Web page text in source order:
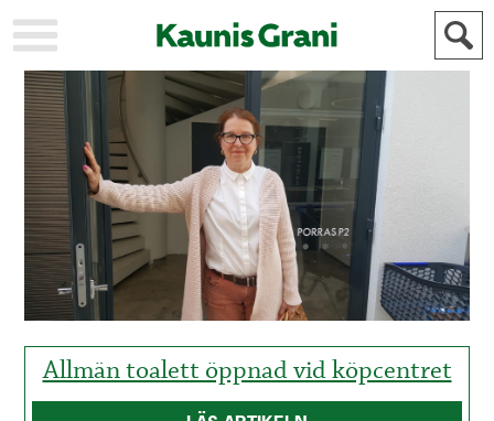
KAUPUNKI
STADEN
AJANKOHTAISTA
AKTUELLT
URHEILU
IDROTT
KULTTUURI
KULTUR
HISTORIA
HISTORIA
YLEINEN
ALLMÄN
MAINOSTAJILLE
FÖR
ANNONSÖRER
Allmän toalett öppnad vid köpcentret